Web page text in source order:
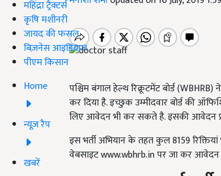
महिंद्रा ट्रैक्टर्स
कृषि मशीनरी
जायद की फसल
बिज़नेस आइडियाज
पीएम किसान
Home
न्यूज़ रैप
खबरें
पश्चिम बंगाल हेल्थ रिक्रूटमेंट बोर्ड
कर दिया है. इच्छुक उम्मीदवार बोर्ड की
लिए आवेदन भी कर सकते है. इसकी आवेदन
इस भर्ती अभियान के तहत कुल 8159
वेबसाइट www.wbhrb.in पर जा कर